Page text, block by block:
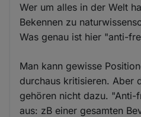
Wer um alles in der Welt
Bekennen zu
Was genau ist hier "anti-
Man kann gewisse
durchaus kritisieren. Aber
gehören nicht dazu. "Anti-
aus: zB einer gesamten